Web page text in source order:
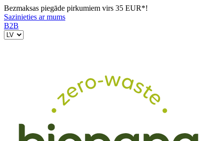
Bezmaksas piegāde pirkumiem virs 35 EUR*!
Sazinieties ar mums
B2B